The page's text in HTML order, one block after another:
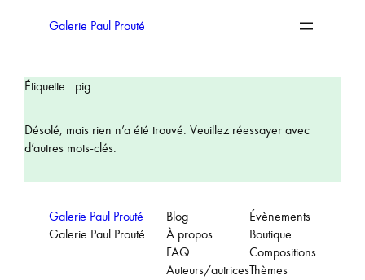
Galerie Paul Prouté
Étiquette : pig
Désolé, mais rien n’a été trouvé. Veuillez réessayer avec
d’autres mots-clés.
Galerie Paul Prouté
Galerie Paul Prouté
Blog
À propos
FAQ
Auteurs/autrices
Évènements
Boutique
Compositions
Thèmes